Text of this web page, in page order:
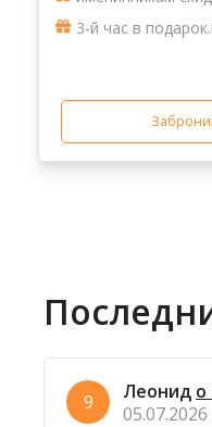
3-й час в
9 Леонид о